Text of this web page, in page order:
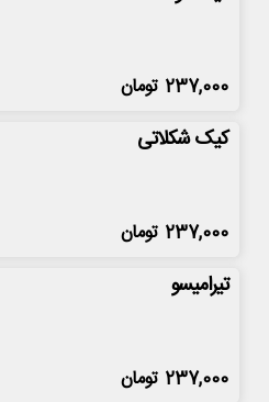
237,000 تومان
کیک شکلاتی
237,000 تومان
تیرامیسو
237,000 تومان